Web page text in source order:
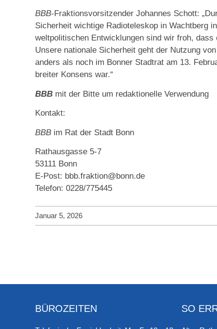
BBB-Fraktionsvorsitzender Johannes Schott:
Sicherheit wichtige Radioteleskop in Wachtberg
weltpolitischen Entwicklungen sind wir froh,
Unsere nationale Sicherheit geht der Nutzung
anders als noch im Bonner Stadtrat am 13.
breiter Konsens war.“
BBB mit der Bitte um redaktionelle Verwendung
Kontakt:
BBB im Rat der Stadt Bonn
Rathausgasse 5-7
53111 Bonn
E-Post: bbb.fraktion@bonn.de
Telefon: 0228/775445
Januar 5, 2026
BÜROZEITEN SO